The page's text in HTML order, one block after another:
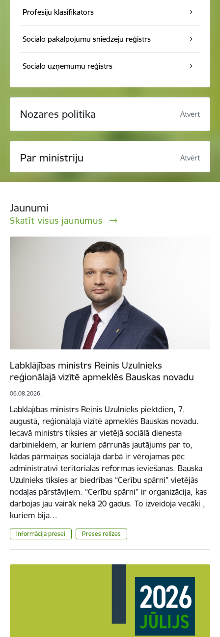
Profesiju klasifikators
Sociālo pakalpojumu sniedzēju reģistrs
Sociālo uzņēmumu reģistrs
Nozares politika Atvērt
Par ministriju Atvērt
Jaunumi
Skatīt visus jaunumus
Labklājības ministrs Reinis Uzulnieks
reģionālajā vizītē apmeklēs Bauskas novadu
06.08.2026.
Labklājības ministrs Reinis Uzulnieks piektdien, 7.
augustā, reģionālajā vizītē apmeklēs Bauskas novadu.
Iecavā ministrs tiksies ar vietējā sociālā dienesta
darbiniekiem, ar kuriem pārrunās jautājums par to,
kādas pārmaiņas sociālajā darbā ir vērojamas pēc
administratīvi teritoriālās reformas ieviešanas. Bauskā
Uzulnieks tiksies ar biedrības “Cerību spārni” vietējās
nodaļas pārstāvjiem. “Cerību spārni” ir organizācija, kas
darbojas jau vairāk nekā 20 gadus. To izveidoja vecāki ,
kuriem bija…
Informācija presei Preses relīzes